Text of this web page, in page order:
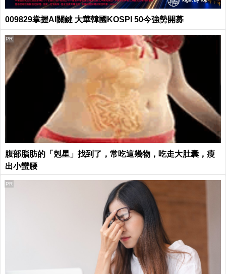
009829掌握AI關鍵 大華韓國KOSPI 50今強勢開募
腹部脂肪的「剋星」找到了，常吃這幾物，吃走大肚囊，瘦
出小蠻腰
PR
PR